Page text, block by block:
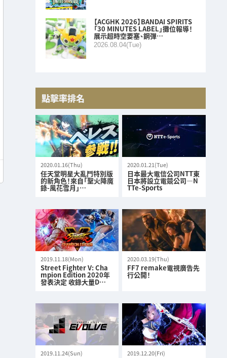
【ACGHK 2026】BANDAI SPIRITS
「30 MINUTES LABEL」攤位報導！
展示超時空要塞、鋼彈…
2026.08.04(Tue)
點擊率排名
2020.01.16(Thu)
任天堂明星大亂鬥特別版
的新角色！來自「聖火降魔
錄-風花雪月」…
2020.01.21(Tue)
日本最大電信公司NTT東
日本將設立電競公司—N
TTe-Sports
2019.11.18(Mon)
Street Fighter V: Cha
mpion Edition 2020年
發表決定 收錄大量D…
2020.03.19(Thu)
FF7 remake電視廣告先
行公開！
2019.11.24(Sun) 2019.12.20(Fri)